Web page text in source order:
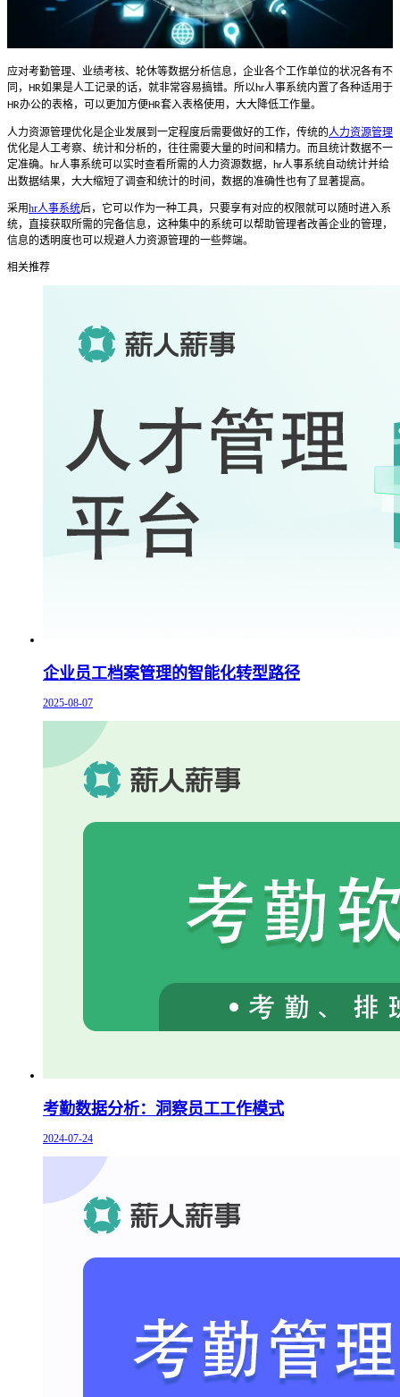
应对考勤管理、业绩考核、轮休等数据分析信息，企业各个工作单位的状况各有不
同，
HR如果是人工记录的话，就非常容易搞错。所以hr人事系统内置了各种适用于
HR办公的表格，可以更加方便 HR套入表格使用，大大降低工作量。
人力资源管理优化是企业发展到一定程度后需要做好的工作，传统的人力资源管理
优化是人工考察、统计和分析的，往往需要大量的时间和精力。而且统计数据不一
定准确。
hr人事系统可以实时查看所需的人力资源数据， hr人事系统自动统计并给
出数据结果，大大缩短了调查和统计的时间，数据的准确性也有了显著提高。
采用hr人事系统后，它可以作为一种工具，只要享有对应的权限就可以随时进入系
统，直接获取所需的完备信息，这种集中的系统可以帮助管理者改善企业的管理，
信息的透明度也可以规避人力资源管理的一些弊端。
相关推荐
企业员工档案管理的智能化转型路径
2025-08-07
考勤数据分析：洞察员工工作模式
2024-07-24